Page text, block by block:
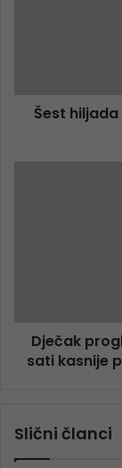
Šest
Dječak
sati kasnije
Slični članci